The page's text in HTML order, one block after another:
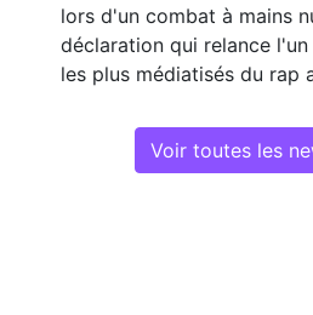
lors d'un combat à mains
déclaration qui relance
les plus médiatisés du rap
Voir toutes les